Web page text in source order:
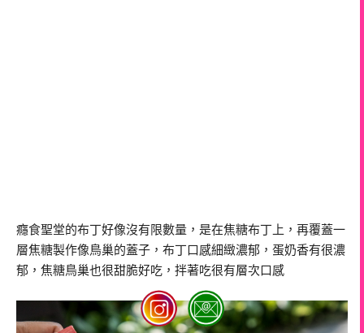
癮食聖堂的布丁好像沒有限數量，是在焦糖布丁上，再覆蓋一
層焦糖製作像鳥巢的蓋子，布丁口感細緻濃郁，蛋奶香有很濃
郁，焦糖鳥巢也很甜脆好吃，拌著吃很有層次口感